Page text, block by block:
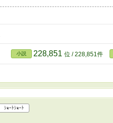
小説 228,851 位 / 228,851件
ｼｮｰﾄｼｮｰﾄ